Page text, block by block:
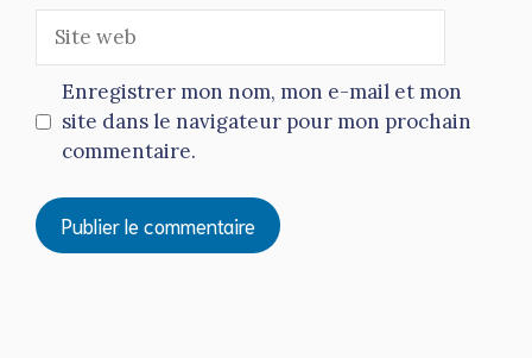
web
Enregistrer mon nom, mon e-mail et mon
site dans le navigateur pour mon prochain
commentaire.